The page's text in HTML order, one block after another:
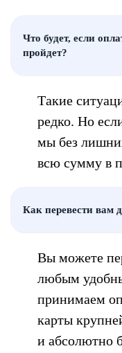
Что будет, если
пройдет?
Такие
редко. Но
мы без
всю сумму в
Как перевести вам
Вы можете
любым
принимаем
карты
и абсолютно